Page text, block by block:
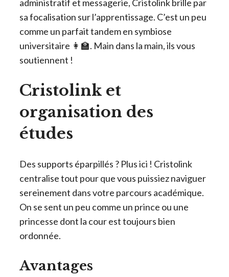
administratif et messagerie, Cristolink brille par
sa focalisation sur l’apprentissage. C’est un peu
comme un parfait tandem en symbiose
universitaire 👩‍🏫. Main dans la main, ils vous
soutiennent !
Cristolink et
organisation des
études
Des supports éparpillés ? Plus ici ! Cristolink
centralise tout pour que vous puissiez naviguer
sereinement dans votre parcours académique.
On se sent un peu comme un prince ou une
princesse dont la cour est toujours bien
ordonnée.
Avantages